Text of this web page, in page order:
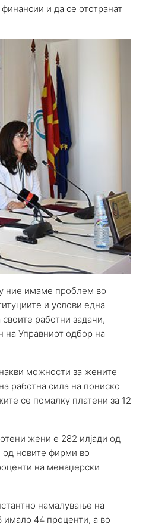
и да се отстранат
ние имаме проблем во
и услови една
работни задачи,
на Управниот одбор на
можности за жените
работна сила на пониско
се помалку платени за 12
жени е 282 илјади од
од новите фирми во
на менаџерски
намалување на
имало 44 проценти, а во